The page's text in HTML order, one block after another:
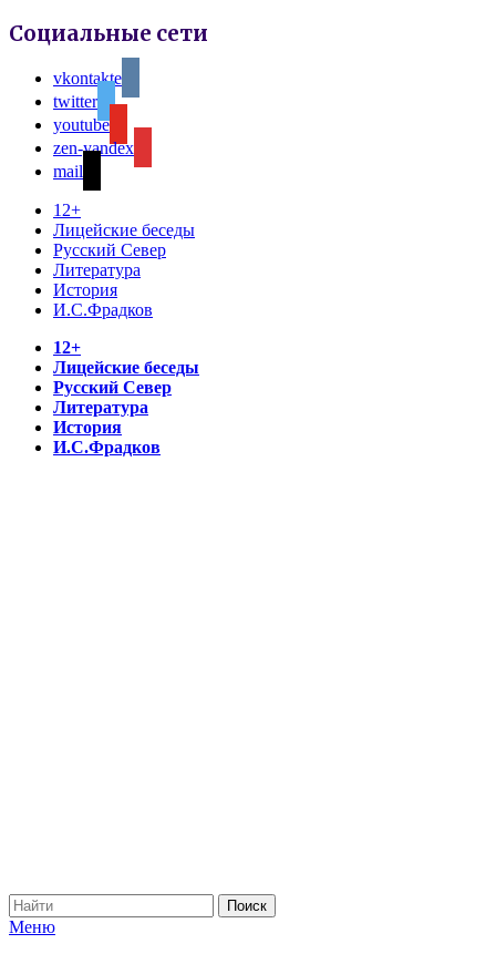
Социальные сети
vkontakte
twitter
youtube
zen-yandex
mail
12+
Лицейские беседы
Русский Север
Литература
История
И.С.Фрадков
12+
Лицейские беседы
Русский Север
Литература
История
И.С.Фрадков
Меню